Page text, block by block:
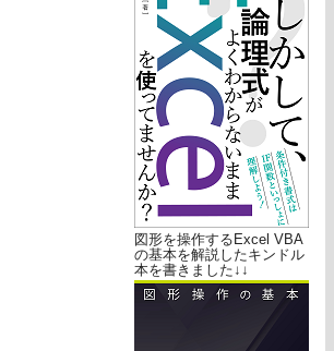
図形を操作するExcel VBA
の基本を解説したキンドル
本を書きました↓↓